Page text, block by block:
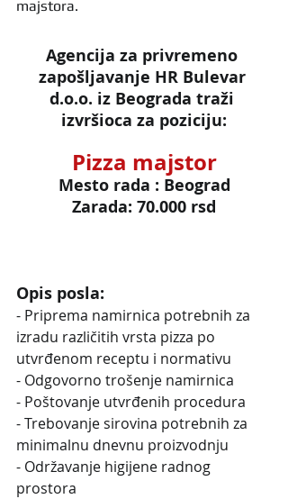
majstora.
Agencija za privremeno
zapošljavanje HR Bulevar
d.o.o. iz Beograda traži
izvršioca za poziciju:
Pizza majstor
Mesto rada : Beograd
Zarada: 70.000 rsd
Opis posla:
- Priprema namirnica potrebnih za
izradu različitih vrsta pizza po
utvrđenom receptu i normativu
- Odgovorno trošenje namirnica
- Poštovanje utvrđenih procedura
- Trebovanje sirovina potrebnih za
minimalnu dnevnu proizvodnju
- Održavanje higijene radnog
prostora